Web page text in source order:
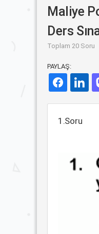
Maliye
Ders
Toplam 20 Soru
PAYLAŞ:
1.Soru